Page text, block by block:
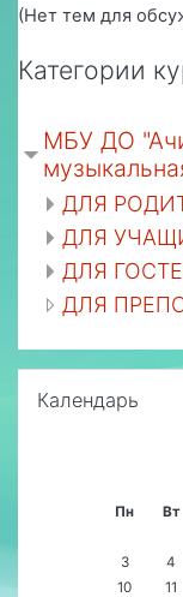
(Нет тем для
Категории
МБУ ДО
ДЛЯ
ДЛЯ
ДЛЯ
ДЛЯ
Календарь
Пн Вт
3
4
10
11